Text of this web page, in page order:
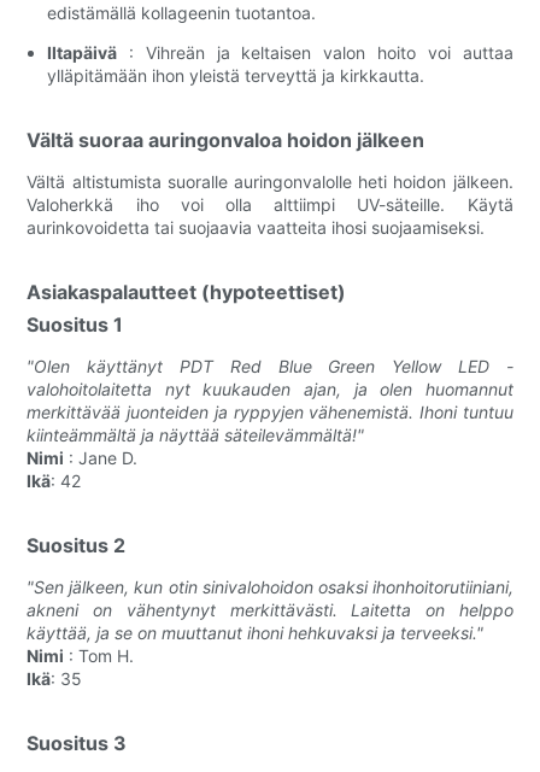
edistämällä kollageenin tuotantoa.
Iltapäivä : Vihreän ja keltaisen valon hoito voi auttaa
ylläpitämään ihon yleistä terveyttä ja kirkkautta.
Vältä suoraa auringonvaloa hoidon jälkeen
Vältä altistumista suoralle auringonvalolle heti hoidon jälkeen.
Valoherkkä iho voi olla alttiimpi UV-säteille. Käytä
aurinkovoidetta tai suojaavia vaatteita ihosi suojaamiseksi.
Asiakaspalautteet (hypoteettiset)
Suositus 1
"Olen käyttänyt PDT Red Blue Green Yellow LED -
valohoitolaitetta nyt kuukauden ajan, ja olen huomannut
merkittävää juonteiden ja ryppyjen vähenemistä. Ihoni tuntuu
kiinteämmältä ja näyttää säteilevämmältä!"
Nimi : Jane D.
Ikä: 42
Suositus 2
"Sen jälkeen, kun otin sinivalohoidon osaksi ihonhoitorutiiniani,
akneni on vähentynyt merkittävästi. Laitetta on helppo
käyttää, ja se on muuttanut ihoni hehkuvaksi ja terveeksi."
Nimi : Tom H.
Ikä: 35
Suositus 3